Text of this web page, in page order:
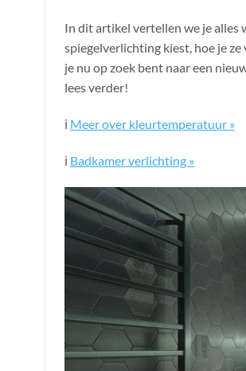
In dit artikel vertellen we je alles
spiegelverlichting kiest, hoe je
je nu op zoek bent naar een
lees verder!
ℹ️ Meer over kleurtemperatuur »
ℹ️ Badkamer verlichting »